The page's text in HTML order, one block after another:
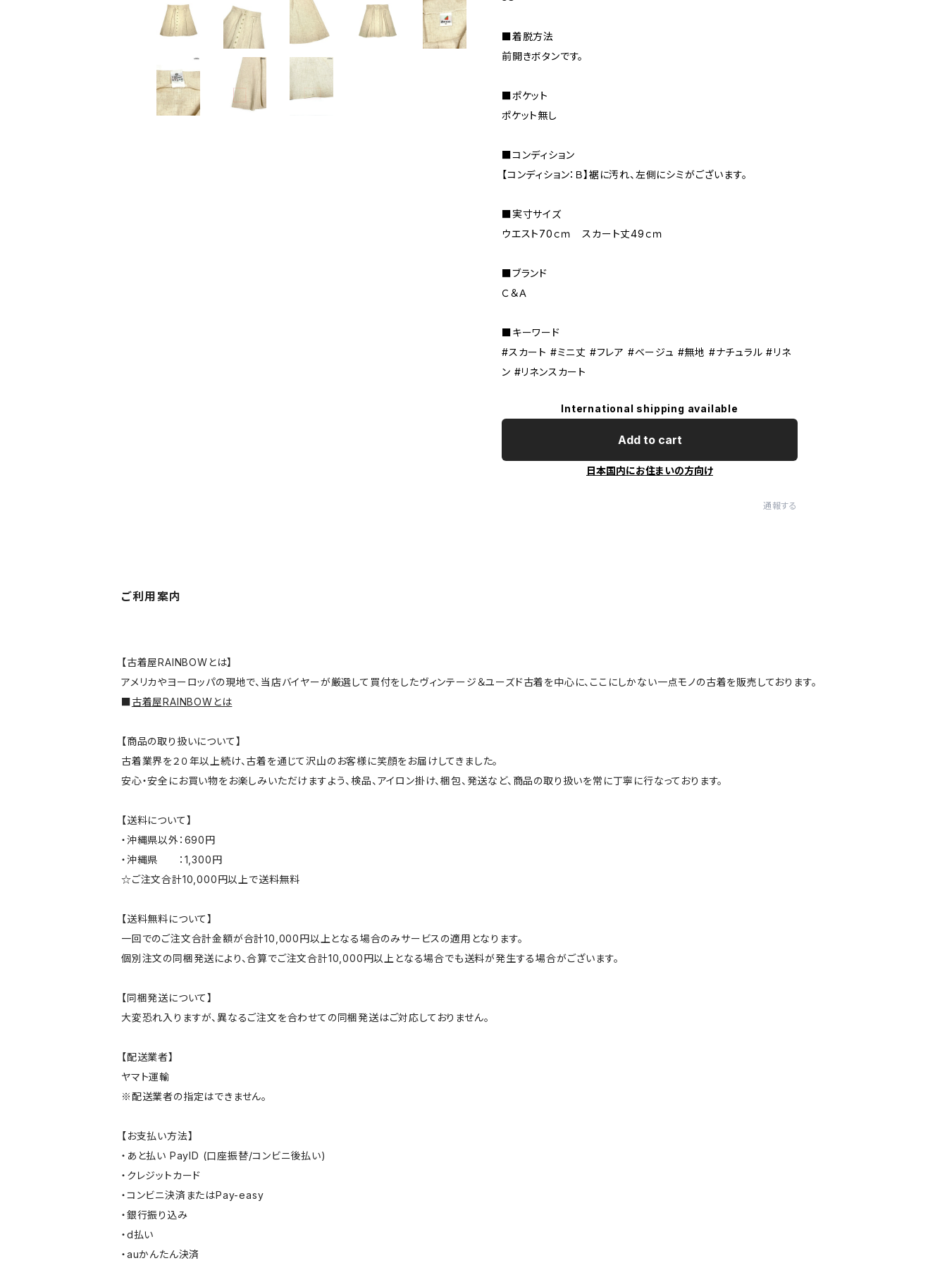
■着脱方法
前開きボタンです。
■ポケット
ポケット無し
■コンディション
【コンディション：Ｂ】裾に汚れ、左側にシミがございます。
■実寸サイズ
ウエスト70ｃｍ スカート丈49ｃｍ
■ブランド
Ｃ＆Ａ
■キーワード
#スカート #ミニ丈 #フレア #ベージュ #無地 #ナチュラル #リネ
ン #リネンスカート
International shipping available
Add to cart
日本国内にお住まいの方向け
通報する
ご利用案内
【古着屋RAINBOWとは】
アメリカやヨーロッパの現地で、当店バイヤーが厳選して買付をしたヴィンテージ＆ユーズド古着を中心に、ここにしかない一点モノの古着を販売しております。
■古着屋RAINBOWとは
【商品の取り扱いについて】
古着業界を２０年以上続け、古着を通じて沢山のお客様に笑顔をお届けしてきました。
安心・安全にお買い物をお楽しみいただけますよう、検品、アイロン掛け、梱包、発送など、商品の取り扱いを常に丁寧に行なっております。
【送料について】
・沖縄県以外：690円
・沖縄県 ：1,300円
☆ご注文合計10,000円以上で送料無料
【送料無料について】
一回でのご注文合計金額が合計10,000円以上となる場合のみサービスの適用となります。
個別注文の同梱発送により、合算でご注文合計10,000円以上となる場合でも送料が発生する場合がございます。
【同梱発送について】
大変恐れ入りますが、異なるご注文を合わせての同梱発送はご対応しておりません。
【配送業者】
ヤマト運輸
※配送業者の指定はできません。
【お支払い方法】
・あと払い PayID (口座振替/コンビニ後払い)
・クレジットカード
・コンビニ決済またはPay-easy
・銀行振り込み
・d払い
・auかんたん決済